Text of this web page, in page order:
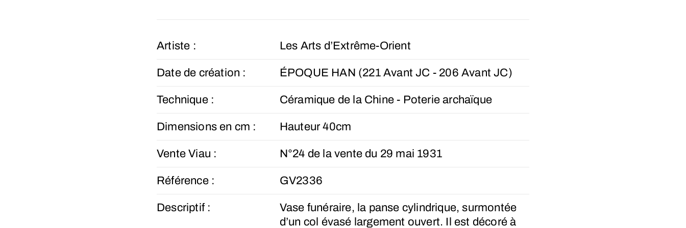
Artiste : Les Arts d’Extrême-Orient
Date de création : ÉPOQUE HAN (221 Avant JC - 206 Avant JC)
Technique : Céramique de la Chine - Poterie archaïque
Dimensions en cm : Hauteur 40cm
Vente Viau : N°24 de la vente du 29 mai 1931
Référence : GV2336
Descriptif :
Vase funéraire, la panse cylindrique, surmontée
d’un col évasé largement ouvert. Il est décoré à